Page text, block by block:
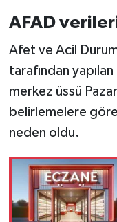
AFAD
Afet ve Acil Durum
tarafından
merkez üssü
belirlemelere
neden oldu.